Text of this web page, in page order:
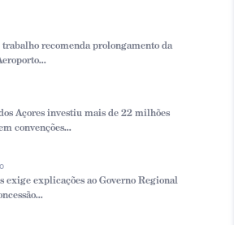
trabalho recomenda prolongamento da
Açores investiu mais de 22 milhões
convenções...
exige explicações ao Governo Regional